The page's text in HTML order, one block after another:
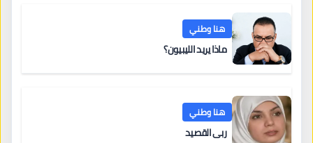
هنا وطني
ماذا يريد الليبيون؟
هنا وطني
ربى القصيد